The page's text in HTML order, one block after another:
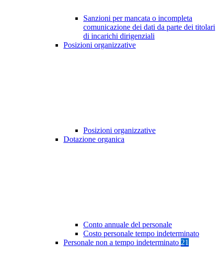
Sanzioni per mancata o incompleta
comunicazione dei dati da parte dei titolari
di incarichi dirigenziali
Posizioni organizzative
Posizioni organizzative
Dotazione organica
Conto annuale del personale
Costo personale tempo indeterminato
Personale non a tempo indeterminato 21